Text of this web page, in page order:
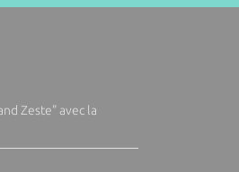
Zeste" avec la